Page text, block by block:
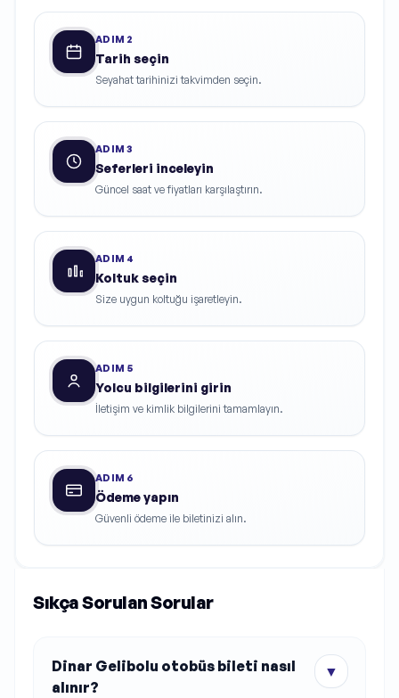
ADIM 2
Tarih seçin
Seyahat tarihinizi takvimden seçin.
ADIM3
Seferleri inceleyin
Güncel saat ve fiyatları karşılaştırın.
ADIM 4
Koltuk seçin
Size uygun koltuğu işaretleyin.
ADIM 5
Yolcu bilgilerini girin
İletişim ve kimlik bilgilerini tamamlayın.
ADIM 6
Ödeme yapın
Güvenli ödeme ile biletinizi alın.
Sıkça Sorulan Sorular
Dinar Gelibolu otobüs bileti nasıl
alınır?
▼